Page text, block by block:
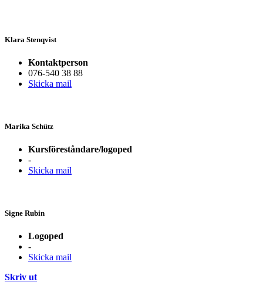
Klara Stenqvist
Kontaktperson
076-540 38 88
Skicka mail
Marika Schütz
Kursföreståndare/logoped
-
Skicka mail
Signe Rubin
Logoped
-
Skicka mail
Skriv ut